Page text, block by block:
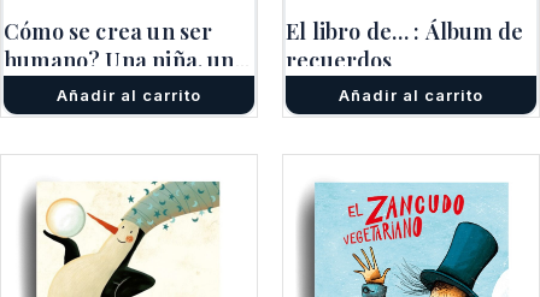
era:
$23.000.
es:
$20.700.
Cómo se crea un ser
humano? Una niña, un
niño y un
extraterrestre
responderán esta
fascinante pregunta
Añadir al carrito
original
era:
$22.990.
es:
El libro de… : Álbum de
recuerdos
Añadir al carrito